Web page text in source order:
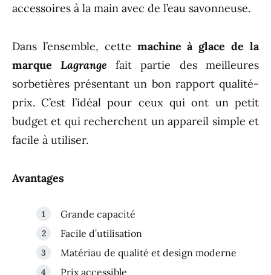
accessoires à la main avec de l’eau savonneuse.
Dans l’ensemble, cette machine à glace de la
marqueLagrange fait partie des meilleures
sorbetières présentant un bon rapport qualité-
prix. C’est l’idéal pour ceux qui ont un petit
budget et qui recherchent un appareil simple et
facile à utiliser.
Avantages
Grande capacité
Facile d’utilisation
Matériau de qualité et design moderne
Prix accessible